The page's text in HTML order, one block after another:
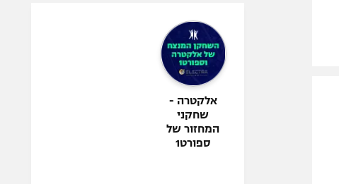
אלקטרה -
שחקני
המחזור של
ספורט1